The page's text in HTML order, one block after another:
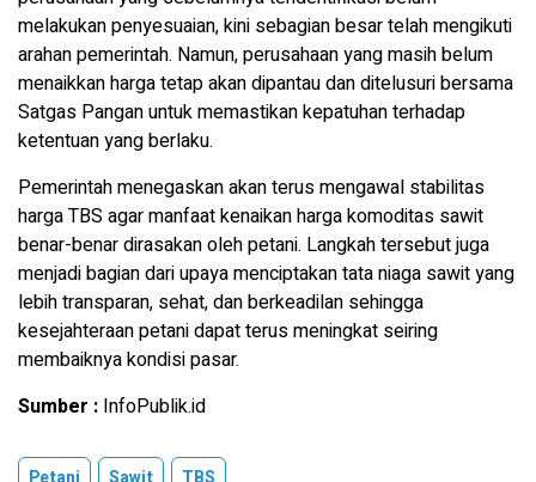
melakukan penyesuaian, kini sebagian besar telah mengikuti
arahan pemerintah. Namun, perusahaan yang masih belum
menaikkan harga tetap akan dipantau dan ditelusuri bersama
Satgas Pangan untuk memastikan kepatuhan terhadap
ketentuan yang berlaku.
Pemerintah menegaskan akan terus mengawal stabilitas
harga TBS agar manfaat kenaikan harga komoditas sawit
benar-benar dirasakan oleh petani. Langkah tersebut juga
menjadi bagian dari upaya menciptakan tata niaga sawit yang
lebih transparan, sehat, dan berkeadilan sehingga
kesejahteraan petani dapat terus meningkat seiring
membaiknya kondisi pasar.
Sumber : InfoPublik.id